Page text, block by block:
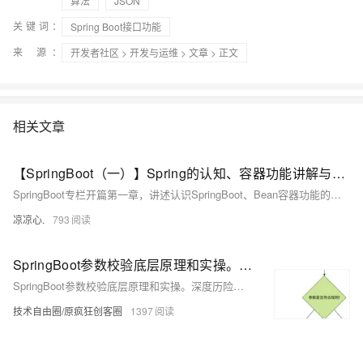
关键词：
Spring Boot接口功能
来 源：
开发者社区 > 开发与运维 > 文章 > 正文
相关文章
【SpringBoot（一）】Spring的认知、容器功能讲解与自动装配原理的入门，带你熟悉Springboot中基本的注解使用
SpringBoot专栏开篇第一章，讲述认识SpringBoot、Bean容器功能的讲解、自动装配原理的入门，还有其他常用的Springboot注解！如果想要了解SpringBoot，那么就进来看看吧！
凉凉心. 793
SpringBoot参数校验底层原理和实操。深度历险、深度解析（图解+秒懂+史上最全）
SpringBoot参数校验底层原理和实操。深度历险、深度解析（图解+秒懂+史上最全）
技术自由圈/原疯狂创客圈 1397